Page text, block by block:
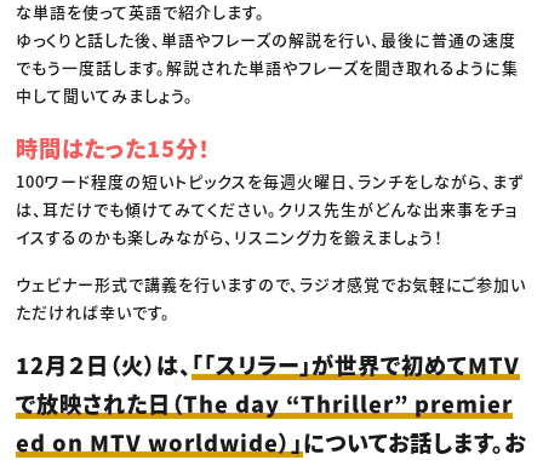
な単語を使って英語で紹介します。
ゆっくりと話した後、単語やフレーズの解説を行い、最後に普通の速度
でもう一度話します。解説された単語やフレーズを聞き取れるように集
中して聞いてみましょう。
時間はたった15分！
100ワード程度の短いトピックスを毎週火曜日、ランチをしながら、まず
は、耳だけでも傾けてみてください。クリス先生がどんな出来事をチョ
イスするのかも楽しみながら、リスニング力を鍛えましょう！
ウェビナー形式で講義を行いますので、ラジオ感覚でお気軽にご参加い
ただければ幸いです。
12月２日（火）は、 「「スリラー」が世界で初めてMTV
で放映された日（The day “Thriller” premier
ed on MTV worldwide）」についてお話します。お